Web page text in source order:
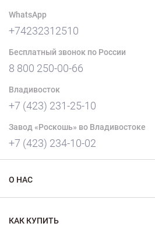
WhatsApp
+74232312510
Бесплатный звонок по России
8 800 250-00-66
Владивосток
+7 (423) 231-25-10
Завод «Роскошь» во Владивостоке
+7 (423) 234-10-02
О НАС
КАК КУПИТЬ